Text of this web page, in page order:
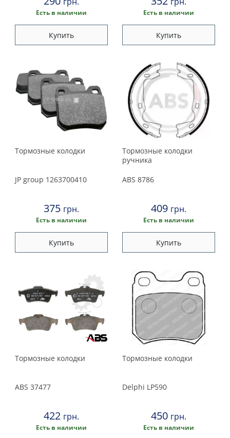
Есть в наличии
Купить
Есть в наличии
Купить
Тормозные колодки
JP group 1263700410
375 грн.
Есть в наличии
Купить
Тормозные колодки
ручника
ABS 8786
409 грн.
Есть в наличии
Купить
Тормозные колодки
ABS 37477
422 грн.
Есть в наличии
Тормозные колодки
Delphi LP590
450 грн.
Есть в наличии